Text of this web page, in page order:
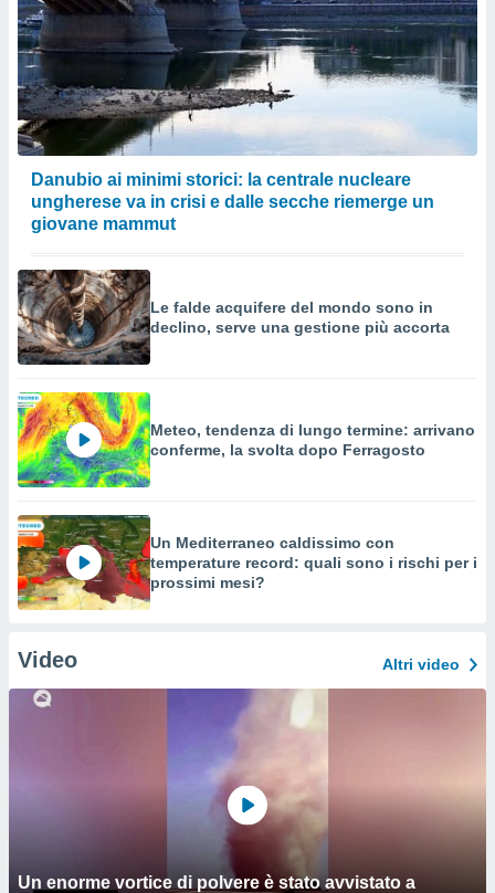
Danubio ai minimi storici: la centrale nucleare
ungherese va in crisi e dalle secche riemerge un
giovane mammut
Le falde acquifere del mondo sono in
declino, serve una gestione più accorta
Meteo, tendenza di lungo termine: arrivano
conferme, la svolta dopo Ferragosto
Un Mediterraneo caldissimo con
temperature record: quali sono i rischi per i
prossimi mesi?
Video Altri video
Un enorme vortice di polvere è stato avvistato a